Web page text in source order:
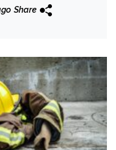
Share